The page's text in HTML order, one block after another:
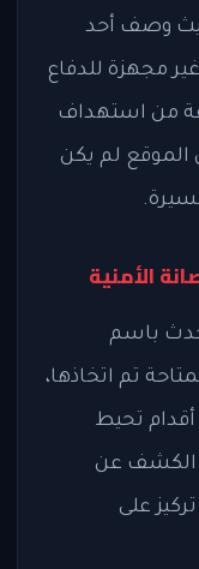
حيث وصف أحد
مجهزة للدفاع
من استهداف
الموقع لم يكن
الأمنية
باسم
تم اتخاذها،
أقدام تحيط
الكشف عن
على